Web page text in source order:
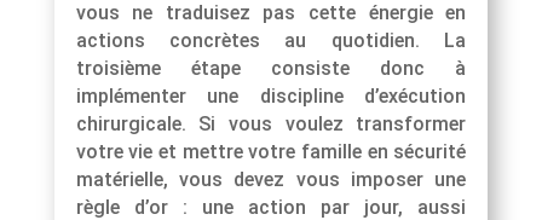
vous ne traduisez pas cette énergie en
actions concrètes au quotidien. La
troisième étape consiste donc à
implémenter une discipline d’exécution
chirurgicale. Si vous voulez transformer
votre vie et mettre votre famille en sécurité
matérielle, vous devez vous imposer une
règle d’or : une action par jour, aussi